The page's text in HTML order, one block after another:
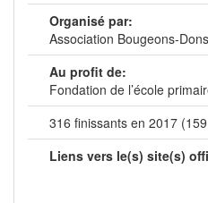
Organisé par:
Association Bougeons-
Au profit de:
Fondation de l’école
316 finissants en 2017
Liens vers le(s) site(s)